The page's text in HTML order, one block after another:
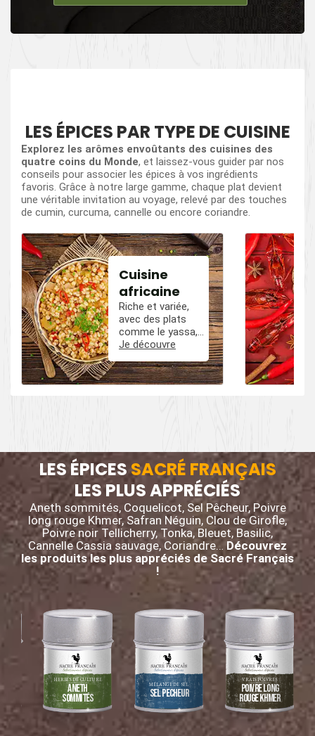
LES ÉPICES PAR TYPE DE CUISINE
Explorez les arômes envoûtants des cuisines des
quatre coins du Monde, et laissez-vous guider par nos
conseils pour associer les épices à vos ingrédients
favoris. Grâce à notre large gamme, chaque plat devient
une véritable invitation au voyage, relevé par des touches
de cumin, curcuma, cannelle ou encore coriandre.
Cuisine
africaine
Riche et variée,
avec des plats
comme le yassa,
le poulet mafé, et
épicées avec du
poivre, du cumin,
et des piments.
Je découvre
LES ÉPICESSACRÉ FRANÇAIS
LES PLUS APPRÉCIÉS
Aneth sommités, Coquelicot, Sel Pêcheur, Poivre
long rouge Khmer, Safran Néguin, Clou de Girofle,
Poivre noir Tellicherry, Tonka, Bleuet, Basilic,
Cannelle Cassia sauvage, Coriandre…Découvrez
les produits les plus appréciés de Sacré Français
!
HERBES DE CULTURE
Aneth
sommités
MÉLANGE DE SEL
Sel Pêcheur
VRAIS POIVRES
Poivre long
rouge Khmer